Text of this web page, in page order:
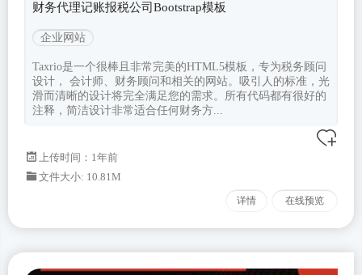
财务代理记账报税公司Bootstrap模板
企业网站
Taxrio是一个很棒且非常完美的HTML5模板，专为税务顾问
设计， 会计师、财务顾问和相关的网站。吸引人的标准，光
滑而清晰的设计将完全满足您的需求。所有代码都有很好的
注释，简洁设计非常适合任何财务方...
上传时间：1年前
文件大小: 10.81M
详情 在线预览